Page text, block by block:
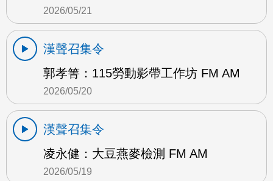
2026/05/21
漢聲召集令
郭孝箐：115勞動影帶工作坊 FM AM
2026/05/20
漢聲召集令
凌永健：大豆燕麥檢測 FM AM
2026/05/19